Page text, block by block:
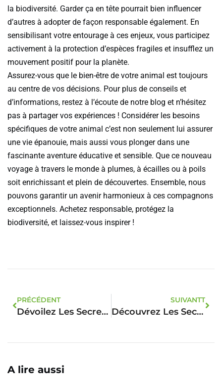
la biodiversité. Garder ça en tête pourrait bien influencer
d’autres à adopter de façon responsable également. En
sensibilisant votre entourage à ces enjeux, vous participez
activement à la protection d’espèces fragiles et insufflez un
mouvement positif pour la planète.
Assurez-vous que le bien-être de votre animal est toujours
au centre de vos décisions. Pour plus de conseils et
d’informations, restez à l’écoute de notre blog et n’hésitez
pas à partager vos expériences ! Considérer les besoins
spécifiques de votre animal c’est non seulement lui assurer
une vie épanouie, mais aussi vous plonger dans une
fascinante aventure éducative et sensible. Que ce nouveau
voyage à travers le monde à plumes, à écailles ou à poils
soit enrichissant et plein de découvertes. Ensemble, nous
pouvons garantir un avenir harmonieux à ces compagnons
exceptionnels. Achetez responsable, protégez la
biodiversité, et laissez-vous inspirer !
PRÉCÉDENT
Dévoilez Les Secrets D’une Routine Parfaite Pour Chouchouter Votre Animal
SUIVANTT
Découvrez Les Secrets Surprenants Pour Des Animaux En Pleine Santé !
A lire aussi